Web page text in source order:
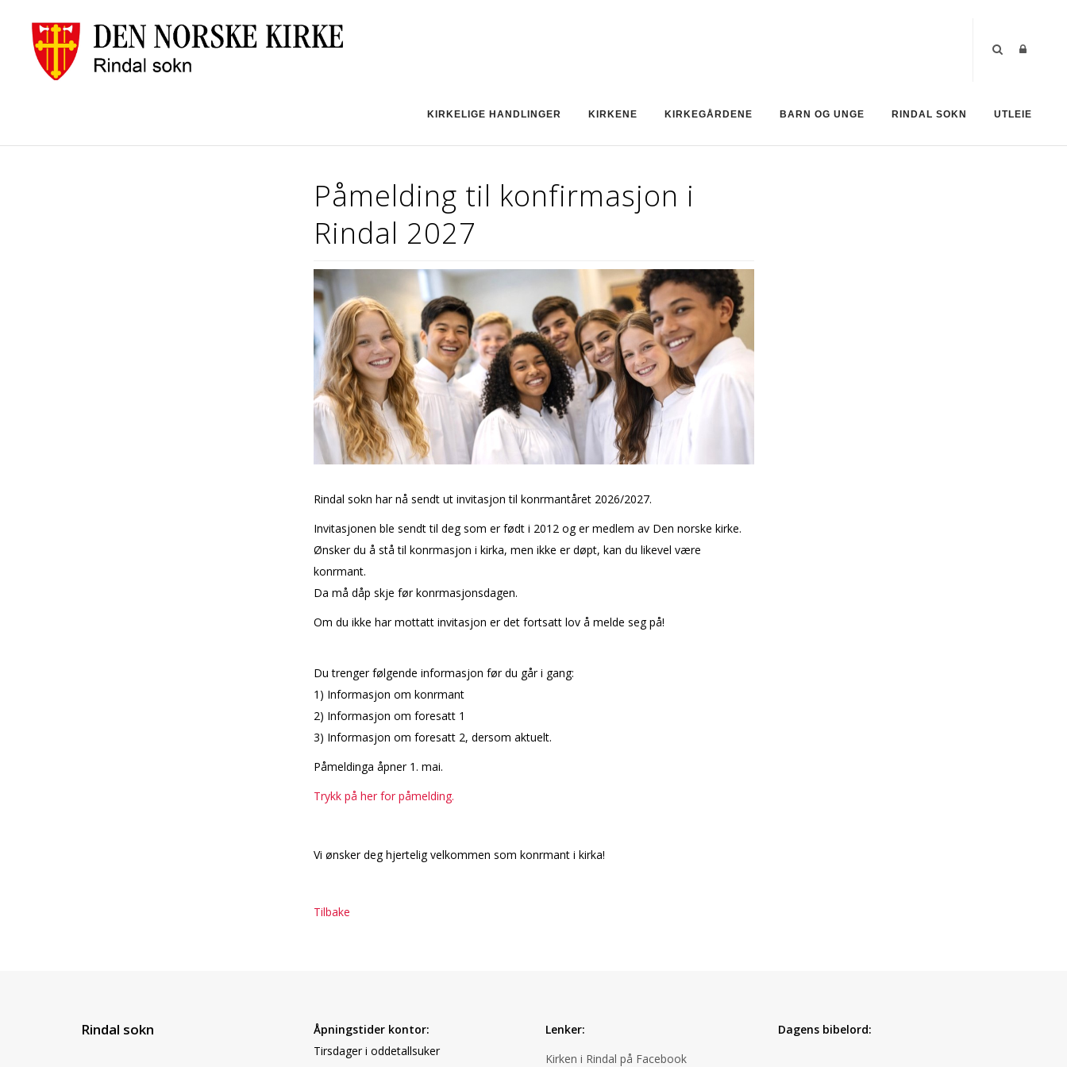
KIRKELIGE HANDLINGER KIRKENE KIRKEGÅRDENE BARN OG UNGE RINDAL SOKN UTLEIE
Påmelding til konfirmasjon i
Rindal 2027
Rindal sokn har nå sendt ut invitasjon til konfirmantåret 2026/2027.
Invitasjonen ble sendt til deg som er født i 2012 og er medlem av Den norske kirke.
Ønsker du å stå til konfirmasjon i kirka, men ikke er døpt, kan du likevel være
konfirmant.
Da må dåp skje før konfirmasjonsdagen.
Om du ikke har mottatt invitasjon er det fortsatt lov å melde seg på!
Du trenger følgende informasjon før du går i gang:
1) Informasjon om konfirmant
2) Informasjon om foresatt 1
3) Informasjon om foresatt 2, dersom aktuelt.
Påmeldinga åpner 1. mai.
Trykk på her for påmelding.
Vi ønsker deg hjertelig velkommen som konfirmant i kirka!
Tilbake
Rindal sokn
Åpningstider kontor:
Tirsdager i oddetallsuker
Lenker:
Kirken i Rindal på Facebook
Dagens bibelord: